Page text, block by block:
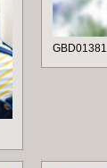
GBD01381